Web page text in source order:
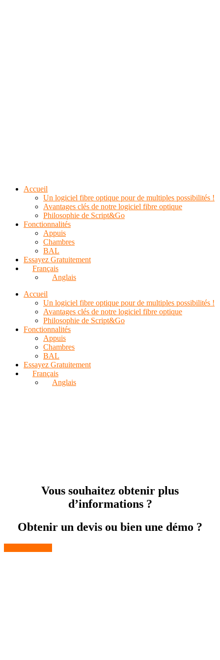
Accueil
Un logiciel fibre optique pour de multiples possibilités !
Avantages clés de notre logiciel fibre optique
Philosophie de Script&Go
Fonctionnalités
Appuis
Chambres
BAL
Essayez Gratuitement
Français
Anglais
Accueil
Un logiciel fibre optique pour de multiples possibilités !
Avantages clés de notre logiciel fibre optique
Philosophie de Script&Go
Fonctionnalités
Appuis
Chambres
BAL
Essayez Gratuitement
Français
Anglais
Vous souhaitez obtenir plus
d’informations ?
Obtenir un devis ou bien une démo ?